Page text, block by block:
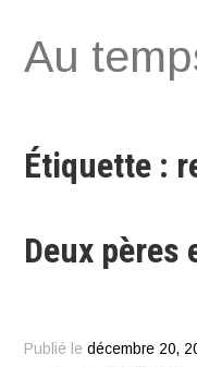
au
Au
Étiquette :
Deux pères
Publié ledécembre 20,